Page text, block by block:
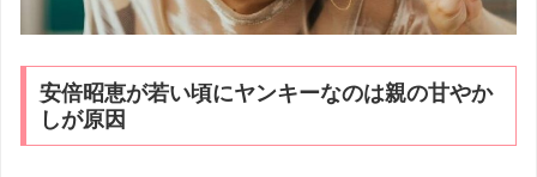
安倍昭恵が若い頃にヤンキーなのは親の甘やか
しが原因